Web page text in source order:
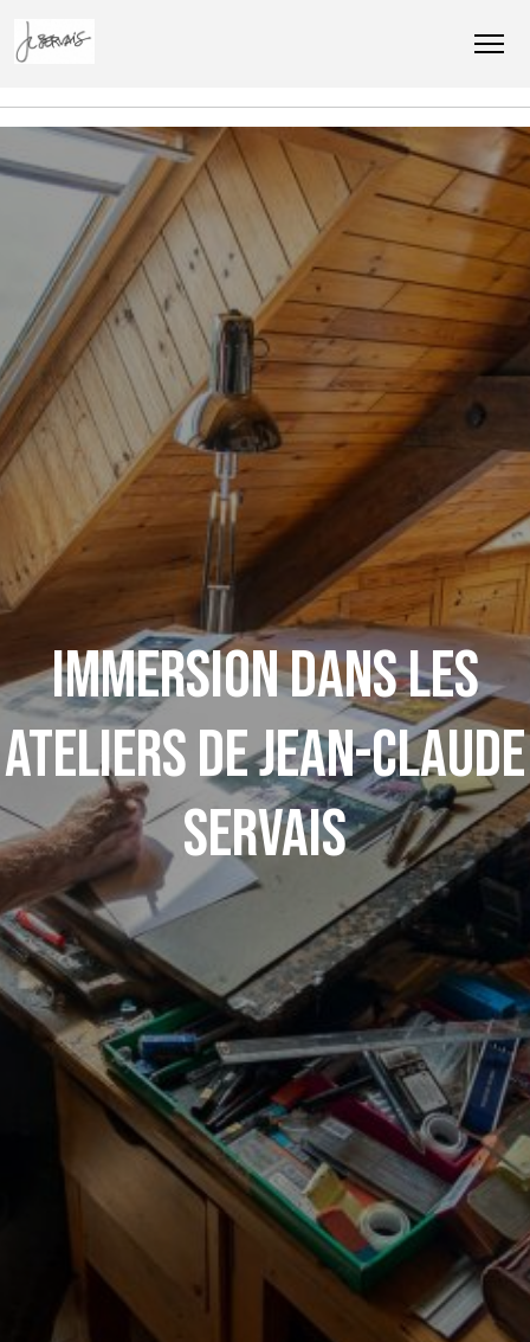
Immersion dans les
ateliers de Jean-Claude
Servais